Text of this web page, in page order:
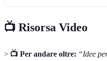
📺 Risorsa Video
> 📺 Per andare oltre: “Idee